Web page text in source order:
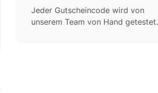
Jeder Gutscheincode wird von
unserem Team von Hand getestet.